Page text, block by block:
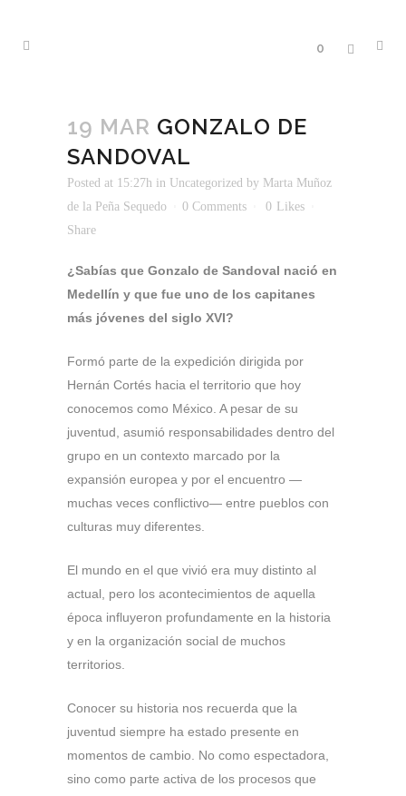
0
19 MAR GONZALO DE
SANDOVAL
Posted at 15:27h in Uncategorized by Marta Muñoz
de la Peña Sequedo
0 Comments 0 Likes
Share
¿Sabías que Gonzalo de Sandoval nació en
Medellín y que fue uno de los capitanes
más jóvenes del siglo XVI?
Formó parte de la expedición dirigida por
Hernán Cortés hacia el territorio que hoy
conocemos como México. A pesar de su
juventud, asumió responsabilidades dentro del
grupo en un contexto marcado por la
expansión europea y por el encuentro —
muchas veces conflictivo— entre pueblos con
culturas muy diferentes.
El mundo en el que vivió era muy distinto al
actual, pero los acontecimientos de aquella
época influyeron profundamente en la historia
y en la organización social de muchos
territorios.
Conocer su historia nos recuerda que la
juventud siempre ha estado presente en
momentos de cambio. No como espectadora,
sino como parte activa de los procesos que